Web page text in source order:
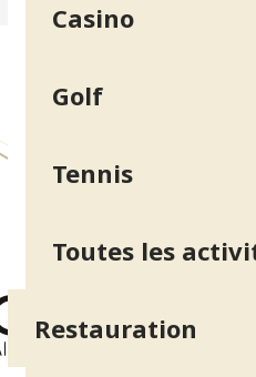
Casino
Golf
Tennis
Toutes les
Restauration